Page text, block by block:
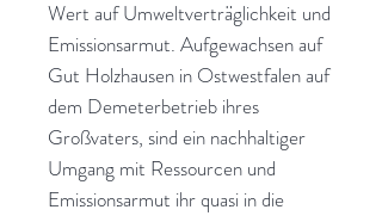
Wert auf Umweltverträglichkeit und
Emissionsarmut. Aufgewachsen auf
Gut Holzhausen in Ostwestfalen auf
dem Demeterbetrieb ihres
Großvaters, sind ein nachhaltiger
Umgang mit Ressourcen und
Emissionsarmut ihr quasi in die